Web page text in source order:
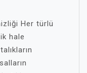
Her türlü
hale